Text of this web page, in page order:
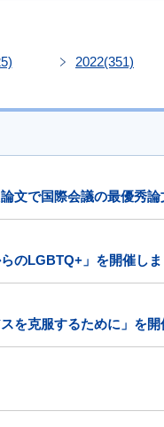
2022(351)
文で国際会議の最優秀
のLGBTQ+」を開催し
を克服するために」を開